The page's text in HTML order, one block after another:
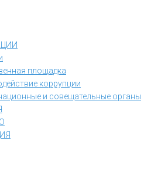
площадка
коррупции
и совещательные органы